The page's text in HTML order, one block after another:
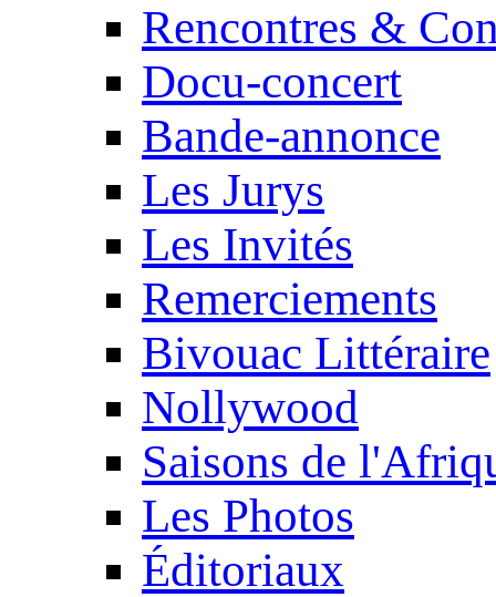
Rencontres &
Docu-concert
Bande-annonce
Les Jurys
Les Invités
Remerciements
Bivouac Littéraire
Nollywood
Saisons de
Les Photos
Éditoriaux